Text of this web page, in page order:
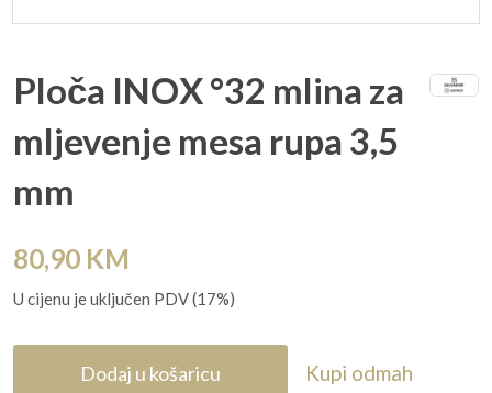
Ploča INOX °32 mlina za
mljevenje mesa rupa 3,5
mm
80,90 KM
U cijenu je uključen PDV (17%)
Dodaj u košaricu Kupi odmah